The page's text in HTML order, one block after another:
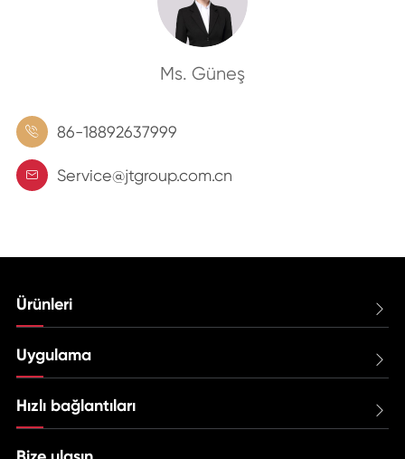
Ms. Güneş
 86-18892637999
 Service@jtgroup.com.cn
Ürünleri 
Uygulama 
Hızlı bağlantıları 